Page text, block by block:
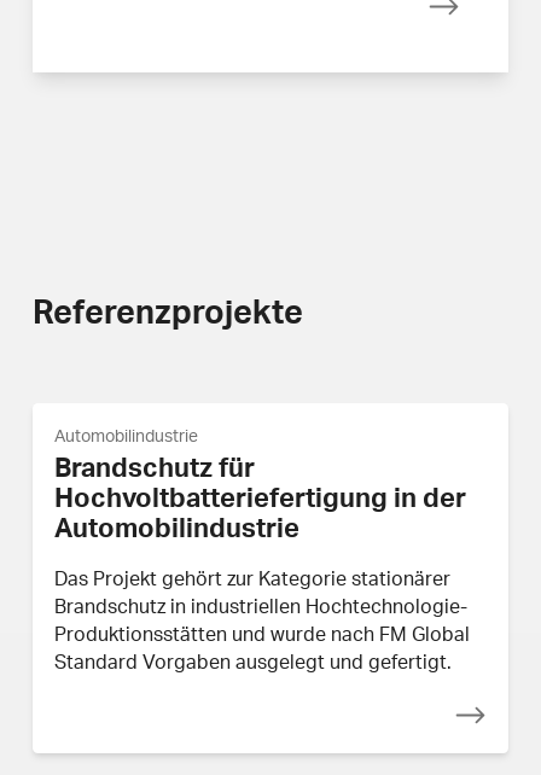
Mehr
Referenzprojekte
Automobilindustrie
Brandschutz für
Hochvoltbatteriefertigung in der
Automobilindustrie
Das Projekt gehört zur Kategorie stationärer
Brandschutz in industriellen Hochtechnologie-
Produktionsstätten und wurde nach FM Global
Standard Vorgaben ausgelegt und gefertigt.